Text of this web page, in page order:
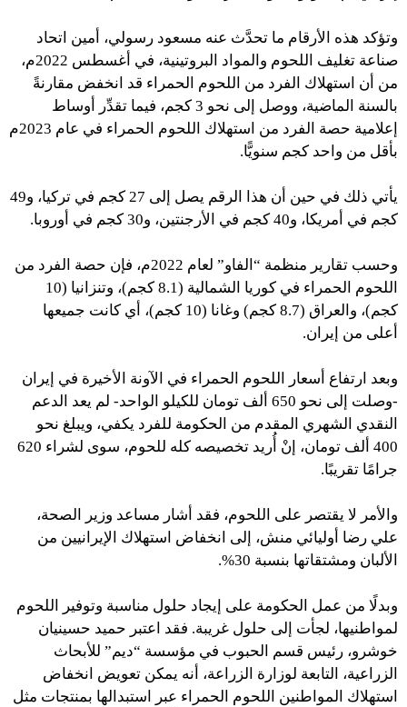
وتؤكد هذه الأرقام ما تحدَّث عنه مسعود رسولي، أمين اتحاد
صناعة تغليف اللحوم والمواد البروتينية، في أغسطس 2022م،
من أن استهلاك الفرد من اللحوم الحمراء قد انخفض مقارنةً
بالسنة الماضية، ووصل إلى نحو 3 كجم، فيما تقدِّر أوساط
إعلامية حصة الفرد من استهلاك اللحوم الحمراء في عام 2023م
بأقل من واحد كجم سنويًّا.
يأتي ذلك في حين أن هذا الرقم يصل إلى 27 كجم في تركيا، و49
كجم في أمريكا، و40 كجم في الأرجنتين، و30 كجم في أوروبا.
وحسب تقارير منظمة “الفاو” لعام 2022م، فإن حصة الفرد من
اللحوم الحمراء في كوريا الشمالية (8.1 كجم)، وتنزانيا (10
كجم)، والعراق (8.7 كجم) وغانا (10 كجم)، أي كانت جميعها
أعلى من إيران.
وبعد ارتفاع أسعار اللحوم الحمراء في الآونة الأخيرة في إيران
-وصلت إلى نحو 650 ألف تومان للكيلو الواحد- لم يعد الدعم
النقدي الشهري المقدم من الحكومة للفرد يكفي، ويبلغ نحو
400 ألف تومان، إنْ أُريد تخصيصه كله للحوم، سوى لشراء 620
جرامًا تقريبًا.
والأمر لا يقتصر على اللحوم، فقد أشار مساعد وزير الصحة،
علي رضا أوليائي منش، إلى انخفاض استهلاك الإيرانيين من
الألبان ومشتقاتها بنسبة 30%.
وبدلًا من عمل الحكومة على إيجاد حلول مناسبة وتوفير اللحوم
لمواطنيها، لجأت إلى حلول غريبة. فقد اعتبر حميد حسينيان
خوشرو، رئيس قسم الحبوب في مؤسسة “ديم” للأبحاث
الزراعية، التابعة لوزارة الزراعة، أنه يمكن تعويض انخفاض
استهلاك المواطنين اللحوم الحمراء عبر استبدالها بمنتجات مثل